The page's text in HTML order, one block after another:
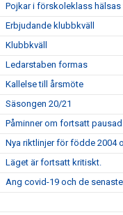
Pojkar i förskoleklass hälsas
Erbjudande klubbkväll
Klubbkväll
Ledarstaben formas
Kallelse till årsmöte
Säsongen 20/21
Påminner om fortsatt
Nya riktlinjer för födde 2004
Läget är fortsatt kritiskt.
Ang covid-19 och de